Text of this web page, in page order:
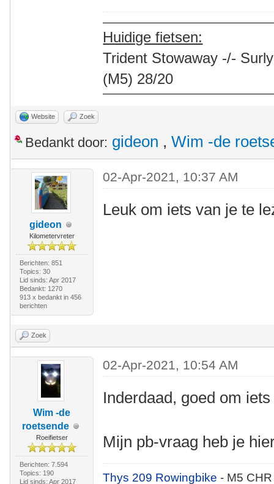
Huidige fietsen:
Trident Stowaway -/-
(M5) 28/20
Website Zoek
Bedankt door: gideon , Wim -de
gideon
Kilometervreter
Berichten: 851
Topics: 30
Lid sinds: Apr 2017
Bedankt: 1270
913 x bedankt in 456
berichten
02-Apr-2021, 10:37 AM
Leuk om iets van je te
Zoek
Wim -de
roetsende
Roeifietser
Berichten: 7.594
Topics: 190
Lid sinds: Apr 2017
02-Apr-2021, 10:54 AM
Inderdaad, goed om
Mijn pb-vraag heb je
Thys 209 Rowingbike- M5